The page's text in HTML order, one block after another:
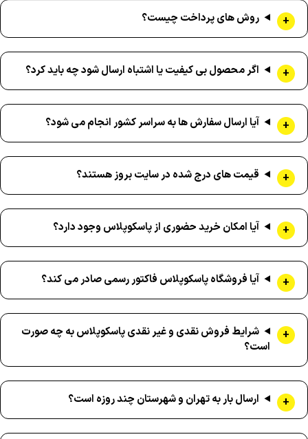
روش های پرداخت چیست؟
اگر محصول بی کیفیت یا اشتباه ارسال شود چه باید کرد؟
آیا ارسال سفارش ها به سراسر کشور انجام می شود؟
قیمت های درج شده در سایت بروز هستند؟
آیا امکان خرید حضوری از پاسکوپلاس وجود دارد؟
آیا فروشگاه پاسکوپلاس فاکتور رسمی صادر می کند؟
شرایط فروش نقدی و غیر نقدی پاسکوپلاس به چه صورت
است؟
ارسال بار به تهران و شهرستان چند روزه است؟